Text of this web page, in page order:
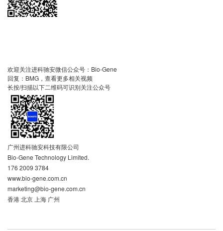
欢迎关注进科驰安微信公众号：Bio-Gene
回复：BMG，查看更多相关视频
长按/扫描以下二维码可识别关注公众号
广州进科驰安科技有限公司
Bio-Gene Technology Limited.
176 2009 3784
www.bio-gene.com.cn
marketing@bio-gene.com.cn
香港 北京 上海 广州